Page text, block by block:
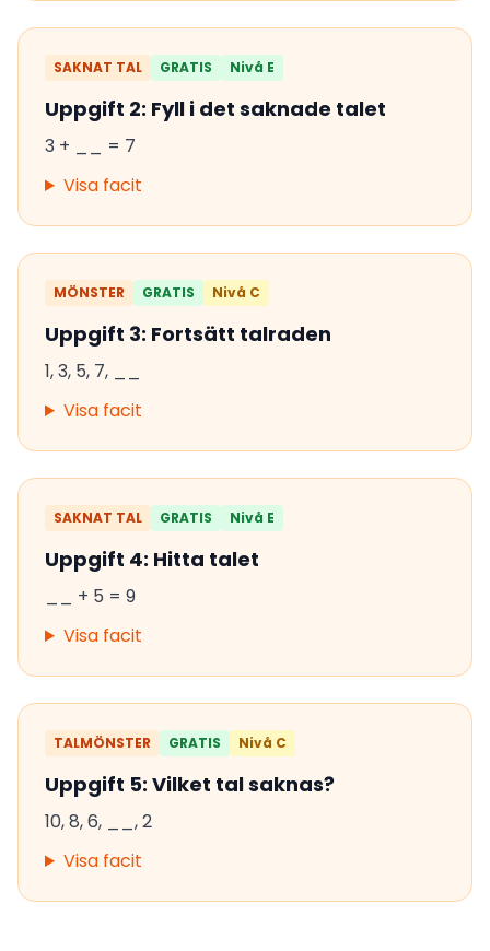
SAKNAT TAL GRATIS Nivå E
Uppgift 2: Fyll i det saknade talet
3 + __ = 7
Visa facit
MÖNSTER GRATIS Nivå C
Uppgift 3: Fortsätt talraden
1, 3, 5, 7, __
Visa facit
SAKNAT TAL GRATIS Nivå E
Uppgift 4: Hitta talet
__ + 5 = 9
Visa facit
TALMÖNSTER GRATIS Nivå C
Uppgift 5: Vilket tal saknas?
10, 8, 6, __, 2
Visa facit